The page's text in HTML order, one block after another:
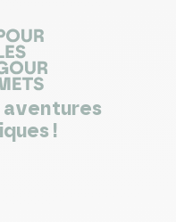
aventures
!